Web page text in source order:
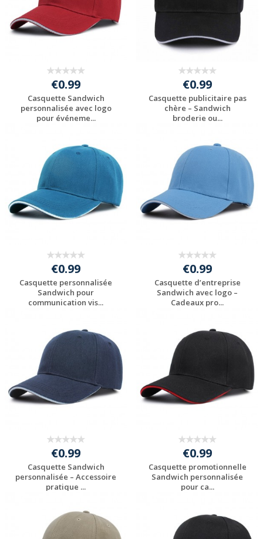
€0.99
Casquette Sandwich
personnalisée avec logo
pour événeme...
votre logo
€0.99
Casquette publicitaire pas
chère – Sandwich
broderie ou...
votre logo
€0.99
Casquette personnalisée
Sandwich pour
communication vis...
votre logo
€0.99
Casquette d’entreprise
Sandwich avec logo –
Cadeaux pro...
votre logo
€0.99
Casquette Sandwich
personnalisée – Accessoire
pratique ...
votre logo
€0.99
Casquette promotionnelle
Sandwich personnalisée
pour ca...
votre logo